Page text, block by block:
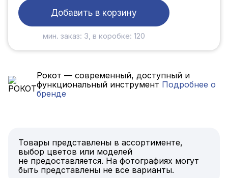
Добавить в корзину
мин. заказ: 3, в коробке: 120
Рокот — современный, доступный и
функциональный инструмент Подробнее о
бренде
Товары представлены в ассортименте,
выбор цветов или моделей
не предоставляется. На фотографиях могут
быть представлены не все варианты.